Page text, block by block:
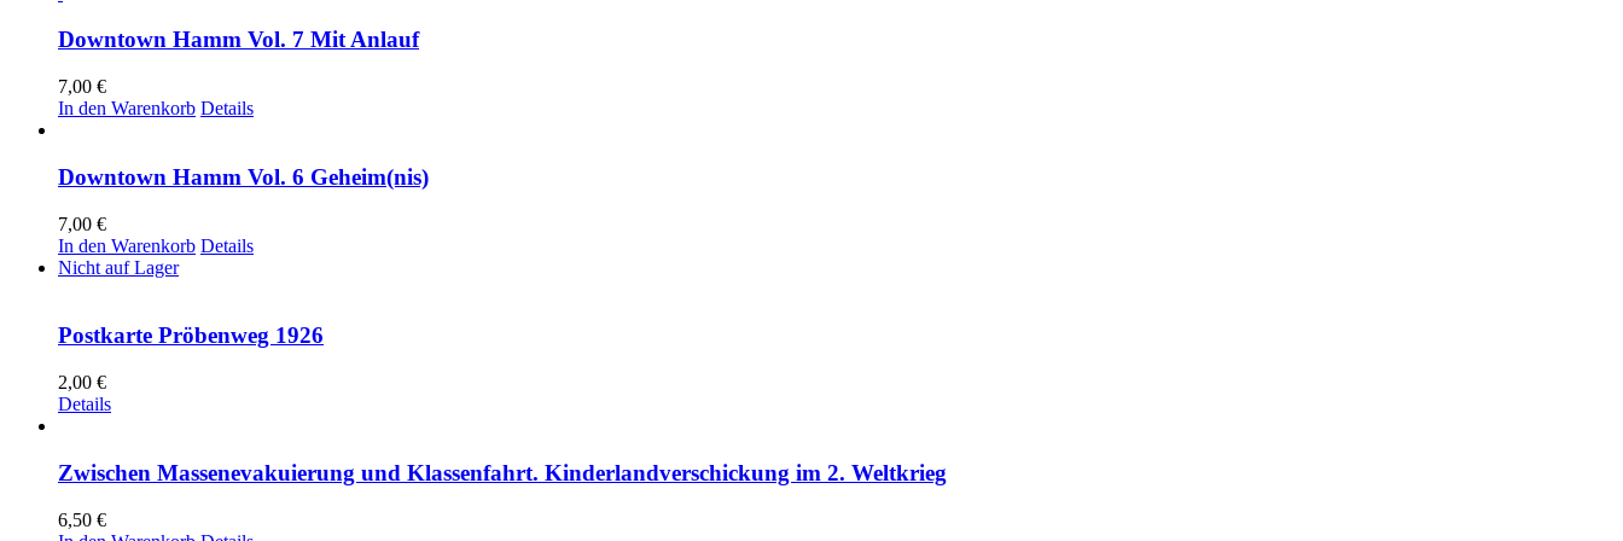
Downtown Hamm Vol. 7 Mit Anlauf
7,00 €
In den Warenkorb Details
Downtown Hamm Vol. 6 Geheim(nis)
7,00 €
In den Warenkorb Details
Nicht auf Lager
Postkarte Pröbenweg 1926
2,00 €
Details
Zwischen Massenevakuierung und Klassenfahrt. Kinderlandverschickung im 2. Weltkrieg
6,50 €